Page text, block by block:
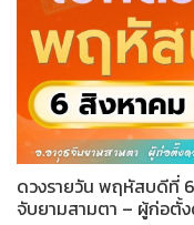
ดวงรายวัน พฤหัสบดีที่
จับยามสามตา – ผู้ก่อตั้ง